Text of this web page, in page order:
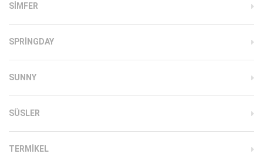
SIMFER
SPRINGDAY
SUNNY
SÜSLER
TERMIKEL